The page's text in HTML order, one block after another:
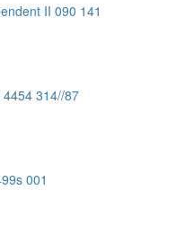
II 090 141
314//87
001